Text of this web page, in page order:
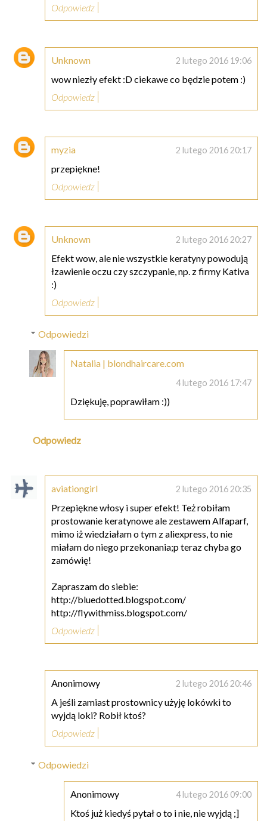
Odpowiedz
Unknown 2 lutego 2016 19:06
wow niezły efekt :D ciekawe co będzie potem :)
Odpowiedz
myzia 2 lutego 2016 20:17
przepiękne!
Odpowiedz
Unknown 2 lutego 2016 20:27
Efekt wow, ale nie wszystkie keratyny powodują
łzawienie oczu czy szczypanie, np. z firmy Kativa
:)
Odpowiedz
Odpowiedzi
Natalia | blondhaircare.com
4 lutego 2016 17:47
Dziękuję, poprawiłam :))
Odpowiedz
aviationgirl 2 lutego 2016 20:35
Przepiękne włosy i super efekt! Też robiłam
prostowanie keratynowe ale zestawem Alfaparf,
mimo iż wiedziałam o tym z aliexpress, to nie
miałam do niego przekonania;p teraz chyba go
zamówię!
Zapraszam do siebie:
http://bluedotted.blogspot.com/
http://flywithmiss.blogspot.com/
Odpowiedz
Anonimowy 2 lutego 2016 20:46
A jeśli zamiast prostownicy użyję lokówki to
wyjdą loki? Robił ktoś?
Odpowiedz
Odpowiedzi
Anonimowy 4 lutego 2016 09:00
Ktoś już kiedyś pytał o to i nie, nie wyjdą ;]